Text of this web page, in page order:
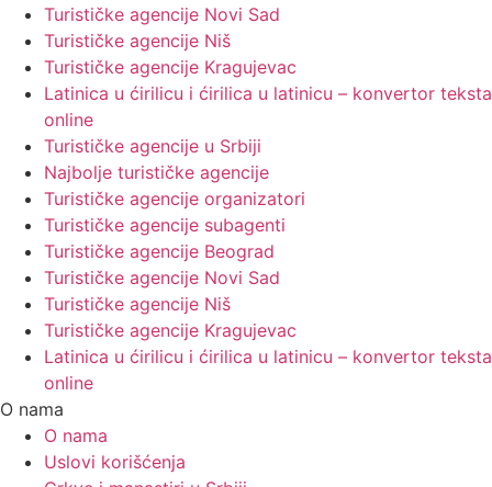
Turističke agencije Novi Sad
Turističke agencije Niš
Turističke agencije Kragujevac
Latinica u ćirilicu i ćirilica u latinicu – konvertor teksta
online
Turističke agencije u Srbiji
Najbolje turističke agencije
Turističke agencije organizatori
Turističke agencije subagenti
Turističke agencije Beograd
Turističke agencije Novi Sad
Turističke agencije Niš
Turističke agencije Kragujevac
Latinica u ćirilicu i ćirilica u latinicu – konvertor teksta
online
O nama
O nama
Uslovi korišćenja